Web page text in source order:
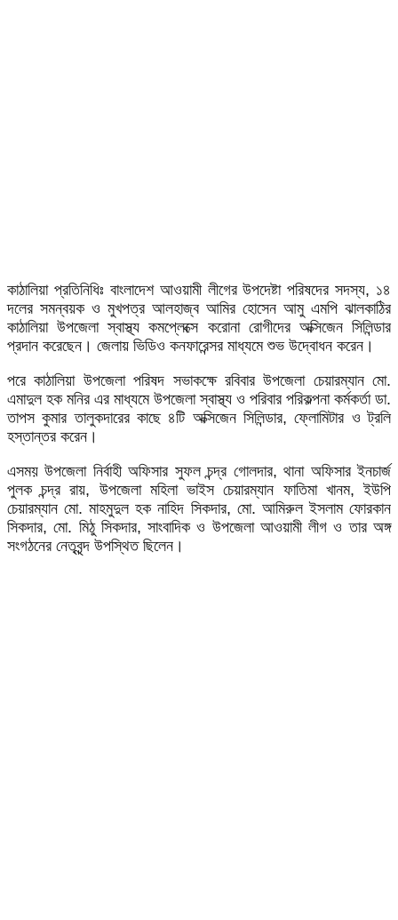
কাঠালিয়া প্রতিনিধিঃ বাংলাদেশ আওয়ামী লীগের উপদেষ্টা পরিষদের সদস্য, ১৪
দলের সমন্বয়ক ও মুখপত্র আলহাজ্ব আমির হোসেন আমু এমপি ঝালকাঠির
কাঠালিয়া উপজেলা স্বাস্থ্য কমপ্লেক্সে করোনা রোগীদের অক্সিজেন সিলিন্ডার
প্রদান করেছেন। জেলায় ভিডিও কনফারেন্সর মাধ্যমে শুভ উদ্বোধন করেন।
পরে কাঠালিয়া উপজেলা পরিষদ সভাকক্ষে রবিবার উপজেলা চেয়ারম্যান মো.
এমাদুল হক মনির এর মাধ্যমে উপজেলা স্বাস্থ্য ও পরিবার পরিকল্পনা কর্মকর্তা ডা.
তাপস কুমার তালুকদারের কাছে ৪টি অক্সিজেন সিলিন্ডার, ফ্লোমিটার ও ট্রলি
হস্তান্তর করেন।
এসময় উপজেলা নির্বাহী অফিসার সুফল চন্দ্র গোলদার, থানা অফিসার ইনচার্জ
পুলক চন্দ্র রায়, উপজেলা মহিলা ভাইস চেয়ারম্যান ফাতিমা খানম, ইউপি
চেয়ারম্যান মো. মাহমুদুল হক নাহিদ সিকদার, মো. আমিরুল ইসলাম ফোরকান
সিকদার, মো. মিঠু সিকদার, সাংবাদিক ও উপজেলা আওয়ামী লীগ ও তার অঙ্গ
সংগঠনের নেতৃবৃন্দ উপস্থিত ছিলেন।